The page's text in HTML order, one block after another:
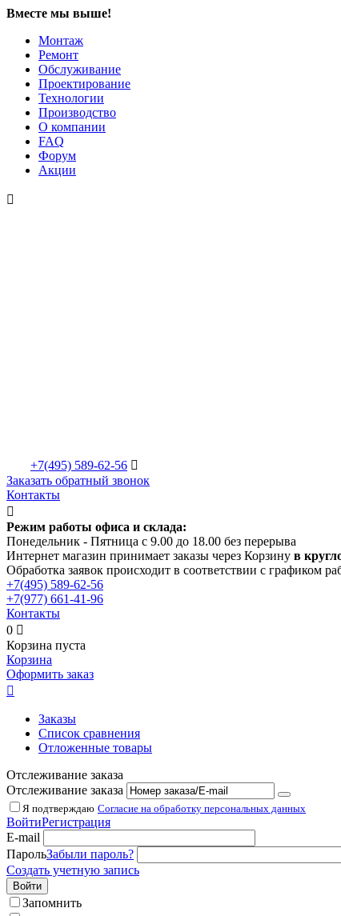
Вместе мы выше!
Монтаж
Ремонт
Обслуживание
Проектирование
Технологии
Производство
О компании
FAQ
Форум
Акции

+7(495) 589-62-56 
Заказать обратный звонок
Контакты

Режим работы офиса и склада:
Понедельник - Пятница с 9.00 до 18.00 без перерыва
Интернет магазин принимает заказы через Корзину в
Обработка заявок происходит в соответствии с графиком
+7(495) 589-62-56
+7(977) 661-41-96
Контакты
0 
Корзина пуста
Корзина
Оформить заказ

Заказы
Список сравнения
Отложенные товары
Отслеживание заказа
Отслеживание заказа
Я подтверждаю Согласие на обработку персональных данных
ВойтиРегистрация
E-mail
ПарольЗабыли пароль?
Создать учетную запись
Войти
Запомнить